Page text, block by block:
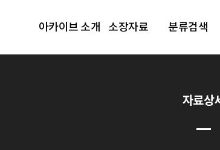
아카이브 소개 소장자료 분류검색
자료상